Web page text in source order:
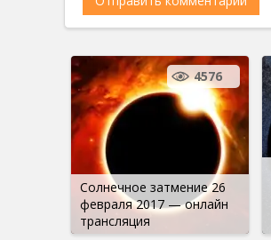
Солнечное затмение 26
февраля 2017 — онлайн
трансляция
4576